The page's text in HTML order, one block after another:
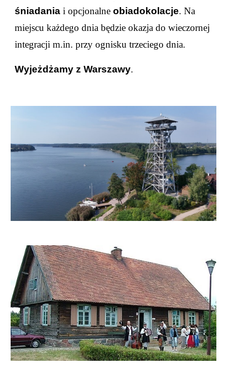
śniadania i opcjonalneobiadokolacje. Na
miejscu każdego dnia będzie okazja do wieczornej
integracji m.in. przy ognisku trzeciego dnia.
Wyjeżdżamy z Warszawy.